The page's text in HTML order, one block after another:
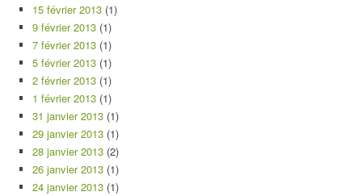
15 février 2013 (1)
9 février 2013 (1)
7 février 2013 (1)
5 février 2013 (1)
2 février 2013 (1)
1 février 2013 (1)
31 janvier 2013 (1)
29 janvier 2013 (1)
28 janvier 2013 (2)
26 janvier 2013 (1)
24 janvier 2013 (1)